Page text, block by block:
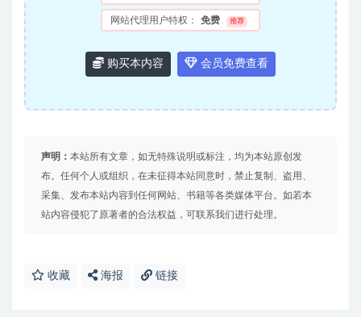
网站代理用户特权： 免费 推荐
购买本内容 会员免费查看
声明： 本站所有文章，如无特殊说明或标注，均为本站原创发
布。任何个人或组织，在未征得本站同意时，禁止复制、盗用、
采集、发布本站内容到任何网站、书籍等各类媒体平台。如若本
站内容侵犯了原著者的合法权益，可联系我们进行处理。
收藏 海报 链接